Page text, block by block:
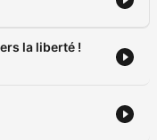
la liberté !